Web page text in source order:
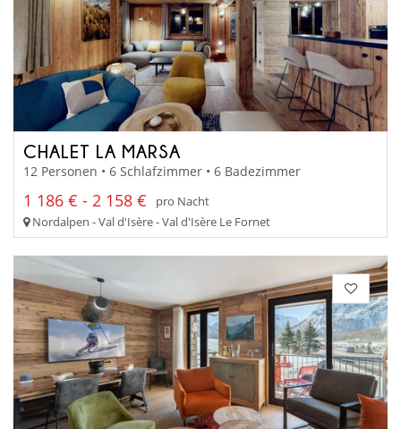
CHALET LA MARSA
12 Personen • 6 Schlafzimmer • 6 Badezimmer
1 186 € - 2 158 €
pro Nacht
Nordalpen - Val d'Isère - Val d'Isère Le Fornet